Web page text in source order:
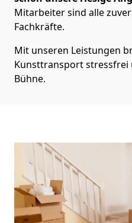
Mitarbeiter sind alle
Fachkräfte.
Mit unseren Leistungen
Kunsttransport
Bühne.